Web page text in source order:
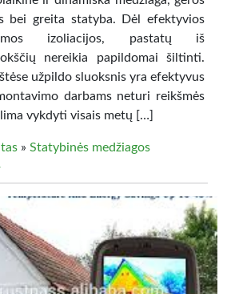
bei greita statyba. Dėl efektyvios
izoliacijos, pastatų iš
nereikia papildomai šiltinti.
užpildo sluoksnis yra efektyvus
darbams neturi reikšmės
vykdyti visais metų […]
» Statybinės medžiagos